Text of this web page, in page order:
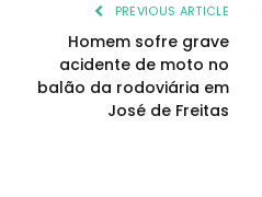
PREVIOUS ARTICLE
Homem sofre grave
acidente de moto no
balão da rodoviária em
José de Freitas